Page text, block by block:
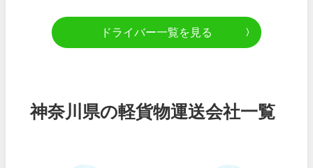
ドライバー一覧を見る
神奈川県の軽貨物運送会社一覧